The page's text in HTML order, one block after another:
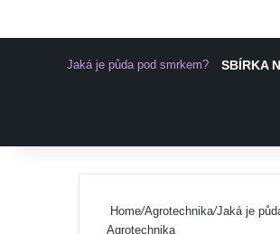
Jaká je půda pod smrkem? SBÍRKA
Home/Agrotechnika/Jaká je
Agrotechnika